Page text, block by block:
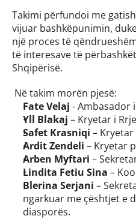
Takimi përfundoi me
vijuar bashkëpunimin,
një proces të
të interesave të
Shqipërisë.
Në takim morën pjesë:
Fate Velaj - Ambasador
Yll Blakaj – Kryetar i
Safet Krasniqi –
Ardit Zendeli – Kryetar
Arben Myftari –
Lindita Fetiu Sina –
Blerina Serjani –
ngarkuar me çështjet e
diasporës.